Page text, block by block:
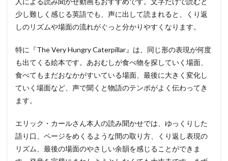
少し難しく感じる英語でも、声に出して読まれると、くり返
しのリズムや場面の流れがぐっと分かりやすくなります。
特に『The Very Hungry Caterpillar』は、同じ形の表現が何度
も出てくる絵本です。あおむしが食べ物を探していく場面、
食べてもまだおなかがすいている場面、最後に大きく変化し
ていく場面など、声で聞くと物語のテンポがよく伝わってき
ます。
エリック・カールさん本人の読み聞かせでは、ゆっくりした
語り口、ページをめくるような間の取り方、くり返し表現の
リズム、最後の場面のやさしい余韻を感じることができま